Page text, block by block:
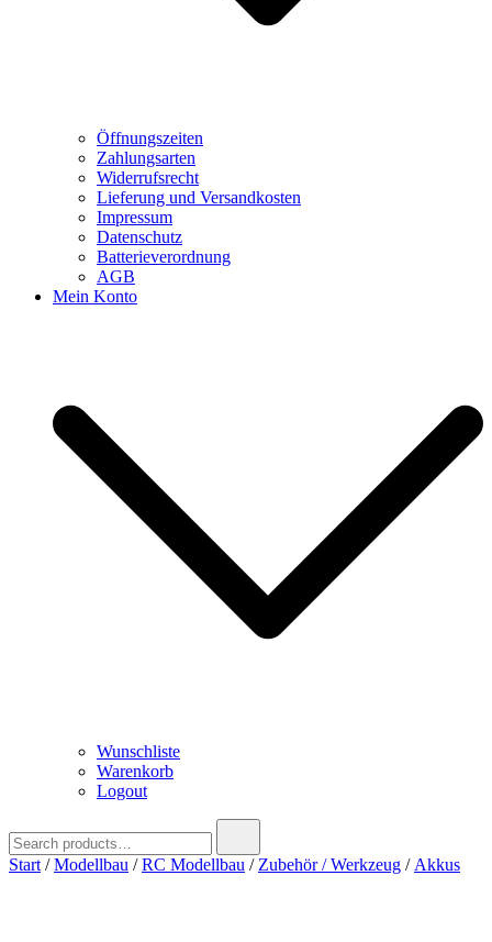
Öffnungszeiten
Zahlungsarten
Widerrufsrecht
Lieferung und Versandkosten
Impressum
Datenschutz
Batterieverordnung
AGB
Mein Konto
Wunschliste
Warenkorb
Logout
for:
Start /Modellbau /RC Modellbau / Zubehör / Werkzeug / Akkus